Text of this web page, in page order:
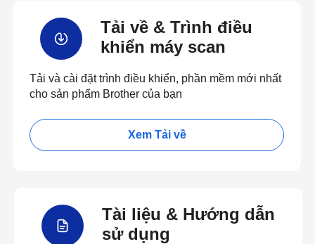
Tải về & Trình điều
khiển máy scan
Tải và cài đặt trình điều khiển, phần mềm mới nhất
cho sản phẩm Brother của bạn
Xem Tải về
Tài liệu & Hướng dẫn
sử dụng